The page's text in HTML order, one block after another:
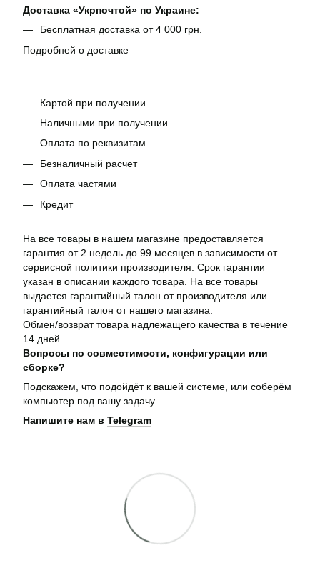
Доставка «Укрпочтой» по Украине:
Бесплатная доставка от 4 000 грн.
Подробней о доставке
Картой при получении
Наличными при получении
Оплата по реквизитам
Безналичный расчет
Оплата частями
Кредит
На все товары в нашем магазине предоставляется
гарантия от 2 недель до 99 месяцев в зависимости от
сервисной политики производителя. Срок гарантии
указан в описании каждого товара. На все товары
выдается гарантийный талон от производителя или
гарантийный талон от нашего магазина.
Обмен/возврат товара надлежащего качества в течение
14 дней.
Вопросы по совместимости, конфигурации или
сборке?
Подскажем, что подойдёт к вашей системе, или соберём
компьютер под вашу задачу.
Напишите нам в Telegram